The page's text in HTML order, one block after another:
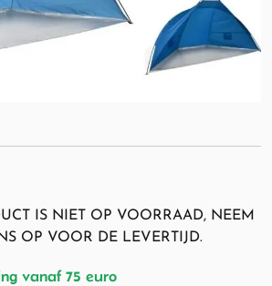
IS NIET OP VOORRAAD, NEEM
OP VOOR DE LEVERTIJD.
vanaf 75 euro